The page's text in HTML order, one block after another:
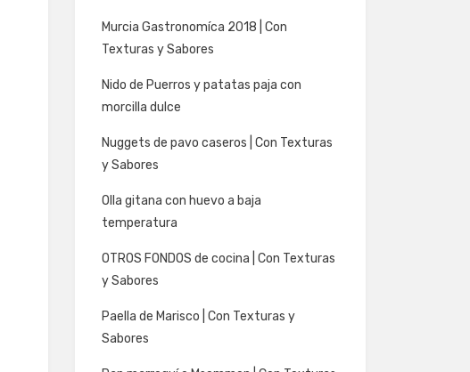
Murcia Gastronomíca 2018 | Con
Texturas y Sabores
Nido de Puerros y patatas paja con
morcilla dulce
Nuggets de pavo caseros | Con Texturas
y Sabores
Olla gitana con huevo a baja
temperatura
OTROS FONDOS de cocina | Con Texturas
y Sabores
Paella de Marisco | Con Texturas y
Sabores